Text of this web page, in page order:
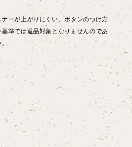
ーが上がりにくい、ボタンのつけ方
準では返品対象となりませんのであ